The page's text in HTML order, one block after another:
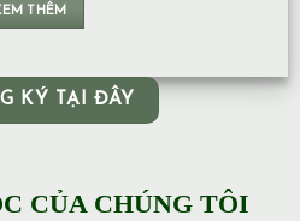
THÊM
KÝ TẠI ĐÂY
CỦA CHÚNG TÔI